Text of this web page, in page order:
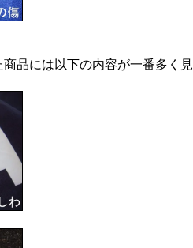
商品には以下の内容が一番多く見